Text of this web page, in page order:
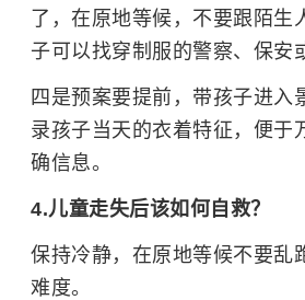
了，在原地等候，不要跟陌生
子可以找穿制服的警察、保安
四是预案要提前，带孩子进入
录孩子当天的衣着特征，便于
确信息。
4.儿童走失后该如何自救？
保持冷静，在原地等候不要乱
难度。